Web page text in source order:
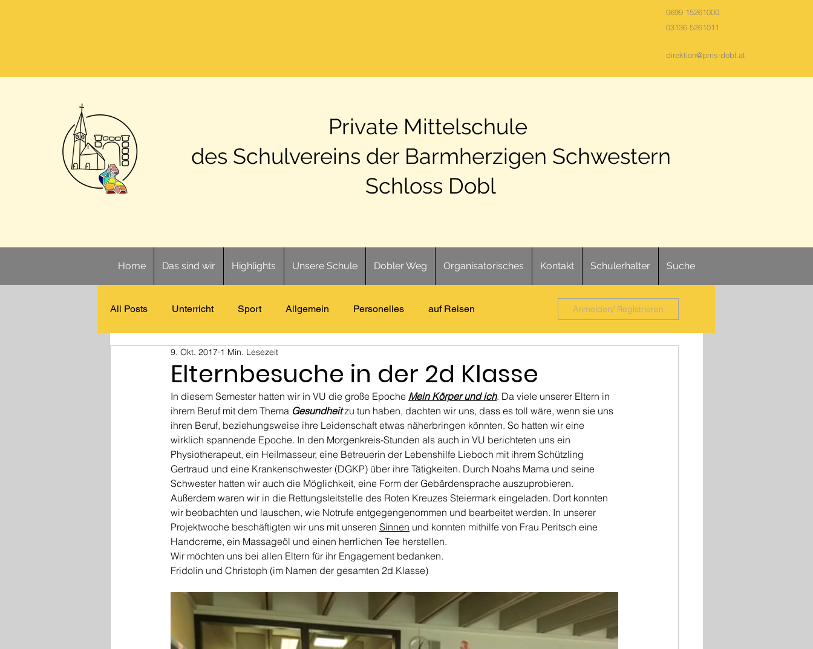
0699 15261000
03136 5261011
direktion@pms-dobl.at
Private Mittelschule
des Schulvereins der Barmherzigen Schwestern
Schloss Dobl
Home Das sind wir Highlights Unsere Schule Dobler Weg Organisatorisches Kontakt Schulerhalter Suche
All Posts Unterricht Sport Allgemein Personelles auf Reisen Anmelden/ Registrieren
Elternbesuche in der 2d Klasse
9. Okt. 2017 1 Min. Lesezeit
In diesem Semester hatten wir in VU die große Epoche Mein Körper und ich. Da viele unserer Eltern in
ihrem Beruf mit dem Thema Gesundheit zu tun haben, dachten wir uns, dass es toll wäre, wenn sie uns
ihren Beruf, beziehungsweise ihre Leidenschaft etwas näherbringen könnten. So hatten wir eine
wirklich spannende Epoche. In den Morgenkreis-Stunden als auch in VU berichteten uns ein
Physiotherapeut, ein Heilmasseur, eine Betreuerin der Lebenshilfe Lieboch mit ihrem Schützling
Gertraud und eine Krankenschwester (DGKP) über ihre Tätigkeiten. Durch Noahs Mama und seine
Schwester hatten wir auch die Möglichkeit, eine Form der Gebärdensprache auszuprobieren.
Außerdem waren wir in die Rettungsleitstelle des Roten Kreuzes Steiermark eingeladen. Dort konnten
wir beobachten und lauschen, wie Notrufe entgegengenommen und bearbeitet werden. In unserer
Projektwoche beschäftigten wir uns mit unseren Sinnen und konnten mithilfe von Frau Peritsch eine
Handcreme, ein Massageöl und einen herrlichen Tee herstellen.
Wir möchten uns bei allen Eltern für ihr Engagement bedanken.
Fridolin und Christoph (im Namen der gesamten 2d Klasse)